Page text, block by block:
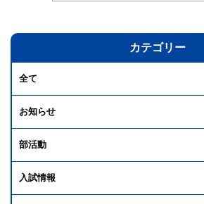
カテゴリー
全て
お知らせ
部活動
入試情報